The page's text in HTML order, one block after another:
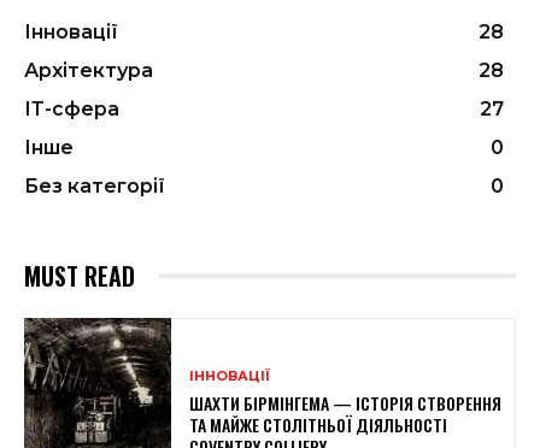
Інновації
28
Архітектура
28
ІТ-сфера
27
Інше
0
Без категорії
0
MUST READ
ІННОВАЦІЇ
ШАХТИ БІРМІНГЕМА — ІСТОРІЯ СТВОРЕННЯ
ТА МАЙЖЕ СТОЛІТНЬОЇ ДІЯЛЬНОСТІ